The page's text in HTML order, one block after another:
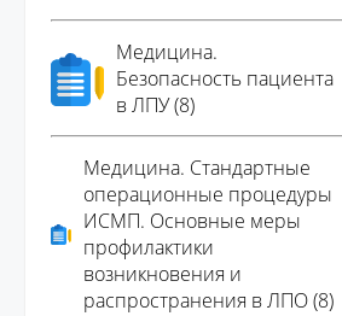
Медицина.
Безопасность пациента
в ЛПУ (8)
Медицина. Стандартные
операционные процедуры
ИСМП. Основные меры
профилактики
возникновения и
распространения в ЛПО (8)